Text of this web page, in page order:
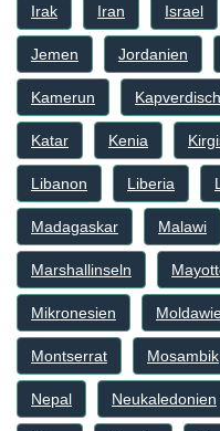
Irak Iran Israel
Jemen Jordanien
Kamerun
Katar Kenia
Libanon Liberia
Madagaskar Malawi
Marshallinseln
Mikronesien
Montserrat Mosambik
Nepal Neukaledonien